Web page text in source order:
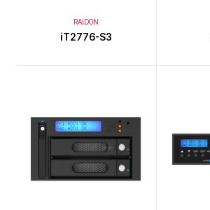
RAIDON
iT2776-S3